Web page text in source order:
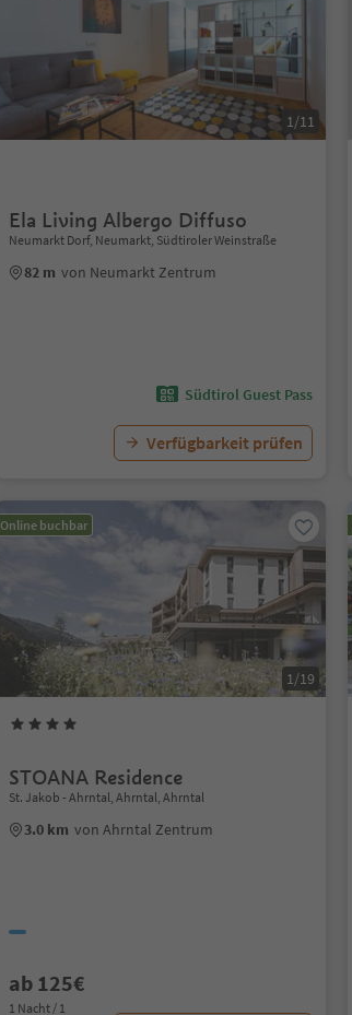
1/11
Ela Living Albergo Diffuso
Neumarkt Dorf, Neumarkt, Südtiroler Weinstraße
82 m von Neumarkt Zentrum
Südtirol Guest Pass
Verfügbarkeit prüfen
Online buchbar
1/19
STOANA Residence
St. Jakob - Ahrntal, Ahrntal, Ahrntal
3.0 km von Ahrntal Zentrum
ab 125€
1 Nacht / 1